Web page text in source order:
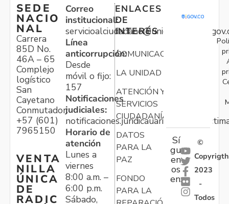
SEDE
NACIO
NAL
Carrera
85D No.
46A – 65
Complejo
logístico
San
Cayetano
Conmutador:
+57 (601)
7965150
VENTA
NILLA
ÚNICA
DE
RADIC
Correo
institucional:
Línea
anticorrupción:
Desde
móvil o fijo:
157
Notificaciones
judiciales:
Horario de
atención
Lunes a
viernes
8:00 a.m. –
6:00 p.m.
Sábado,
ENLACES
DE
INTERÉS
COMUNICACIONES
LA UNIDAD
ATENCIÓN Y
SERVICIOS
CIUDADANÍA
DATOS
PARA LA
PAZ
FONDO
PARA LA
Sí
gu
en
os
en:
©
Copyrigth
2023
-
Todos